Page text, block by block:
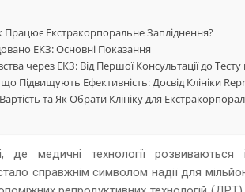
Працює Екстракорпоральне Запліднення?
ЕКЗ: Основні Показання
через ЕКЗ: Від Першої Консультації до Тесту
що Підвищують Ефективність: Досвід Клініки
та Як Обрати Клініку для
де медичні технології
справжнім символом надії для